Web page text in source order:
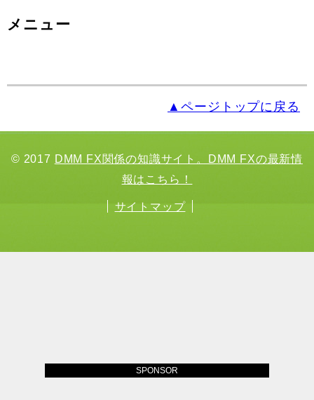
メニュー
▲ページトップに戻る
© 2017 DMM FX関係の知識サイト。DMM FXの最新情
報はこちら！
サイトマップ
SPONSOR